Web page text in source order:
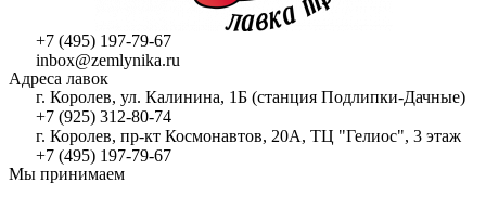
+7 (495) 197-79-67
inbox@zemlynika.ru
Адреса лавок
г. Королев, ул. Калинина, 1Б (станция Подлипки-Дачные)
+7 (925) 312-80-74
г. Королев, пр-кт Космонавтов, 20А, ТЦ "Гелиос", 3 этаж
+7 (495) 197-79-67
Мы принимаем